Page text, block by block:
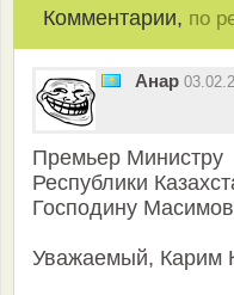
Комментарии, по
Анар
Премьер Министру
Республики
Господину
Уважаемый, Карим